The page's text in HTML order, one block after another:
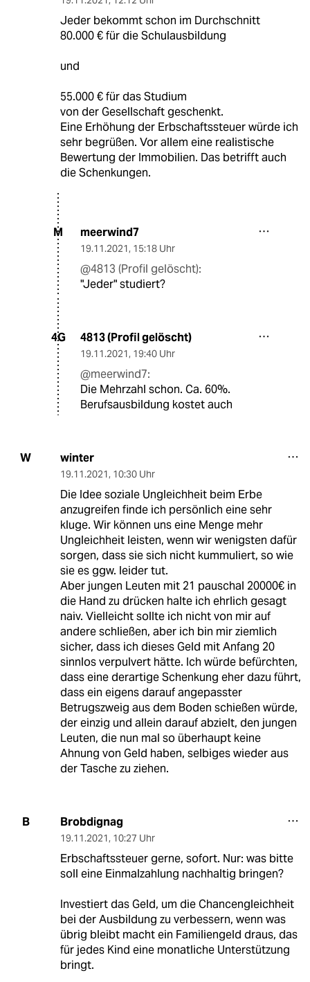
Jeder bekommt schon im Durchschnitt
80.000 € für die Schulausbildung
und
55.000 € für das Studium
von der Gesellschaft geschenkt.
Eine Erhöhung der Erbschaftssteuer würde ich
sehr begrüßen. Vor allem eine realistische
Bewertung der Immobilien. Das betrifft auch
die Schenkungen.
M meerwind7
19.11.2021, 15:18 Uhr
@4813 (Profil gelöscht):
"Jeder" studiert?
4G 4813 (Profil gelöscht)
19.11.2021, 19:40 Uhr
@meerwind7:
Die Mehrzahl schon. Ca. 60%.
Berufsausbildung kostet auch
W winter
19.11.2021, 10:30 Uhr
Die Idee soziale Ungleichheit beim Erbe
anzugreifen finde ich persönlich eine sehr
kluge. Wir können uns eine Menge mehr
Ungleichheit leisten, wenn wir wenigsten dafür
sorgen, dass sie sich nicht kummuliert, so wie
sie es ggw. leider tut.
Aber jungen Leuten mit 21 pauschal 20000€ in
die Hand zu drücken halte ich ehrlich gesagt
naiv. Vielleicht sollte ich nicht von mir auf
andere schließen, aber ich bin mir ziemlich
sicher, dass ich dieses Geld mit Anfang 20
sinnlos verpulvert hätte. Ich würde befürchten,
dass eine derartige Schenkung eher dazu führt,
dass ein eigens darauf angepasster
Betrugszweig aus dem Boden schießen würde,
der einzig und allein darauf abzielt, den jungen
Leuten, die nun mal so überhaupt keine
Ahnung von Geld haben, selbiges wieder aus
der Tasche zu ziehen.
B Brobdignag
19.11.2021, 10:27 Uhr
Erbschaftssteuer gerne, sofort. Nur: was bitte
soll eine Einmalzahlung nachhaltig bringen?
Investiert das Geld, um die Chancengleichheit
bei der Ausbildung zu verbessern, wenn was
übrig bleibt macht ein Familiengeld draus, das
für jedes Kind eine monatliche Unterstützung
bringt.